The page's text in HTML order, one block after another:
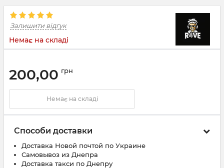
Залишити відгук
Немає на складі
200,00 грн
Немає на складі
Способи доставки
Доставка Новой почтой по Украине
Самовывоз из Днепра
Доставка такси по Днепру